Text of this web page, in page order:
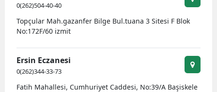
0(262)504-40-40
Topçular Mah.gazanfer Bilge Bul.tuana 3 Sitesi F Blok
No:172F/60 izmit
Ersin Eczanesi
0(262)344-33-73
Fatih Mahallesi, Cumhuriyet Caddesi, No:39/A Başiskele